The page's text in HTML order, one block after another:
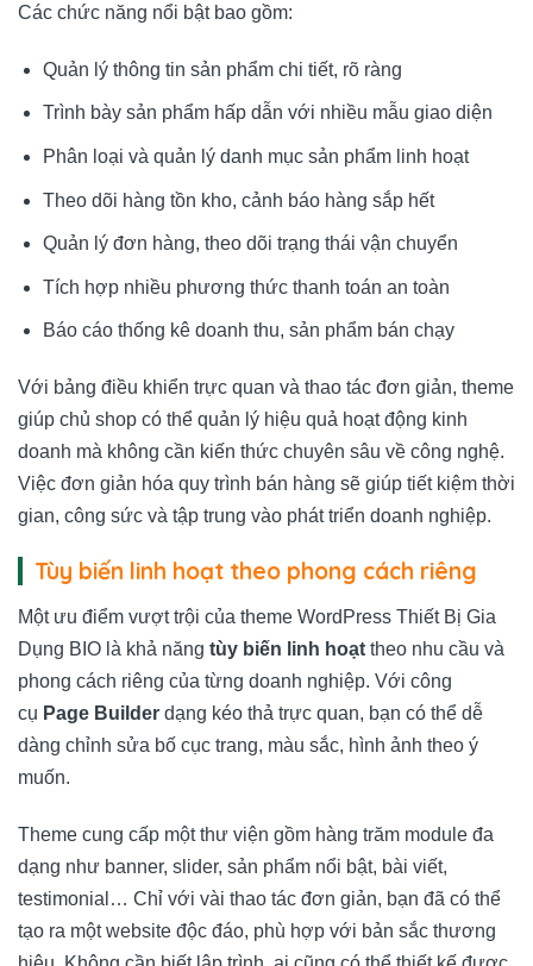
Các chức năng nổi bật bao gồm:
Quản lý thông tin sản phẩm chi tiết, rõ ràng
Trình bày sản phẩm hấp dẫn với nhiều mẫu giao diện
Phân loại và quản lý danh mục sản phẩm linh hoạt
Theo dõi hàng tồn kho, cảnh báo hàng sắp hết
Quản lý đơn hàng, theo dõi trạng thái vận chuyển
Tích hợp nhiều phương thức thanh toán an toàn
Báo cáo thống kê doanh thu, sản phẩm bán chạy
Với bảng điều khiển trực quan và thao tác đơn giản, theme
giúp chủ shop có thể quản lý hiệu quả hoạt động kinh
doanh mà không cần kiến thức chuyên sâu về công nghệ.
Việc đơn giản hóa quy trình bán hàng sẽ giúp tiết kiệm thời
gian, công sức và tập trung vào phát triển doanh nghiệp.
Tùy biến linh hoạt theo phong cách riêng
Một ưu điểm vượt trội của theme WordPress Thiết Bị Gia
Dụng BIO là khả năng tùy biến linh hoạt theo nhu cầu và
phong cách riêng của từng doanh nghiệp. Với công
cụ Page Builder dạng kéo thả trực quan, bạn có thể dễ
dàng chỉnh sửa bố cục trang, màu sắc, hình ảnh theo ý
muốn.
Theme cung cấp một thư viện gồm hàng trăm module đa
dạng như banner, slider, sản phẩm nổi bật, bài viết,
testimonial… Chỉ với vài thao tác đơn giản, bạn đã có thể
tạo ra một website độc đáo, phù hợp với bản sắc thương